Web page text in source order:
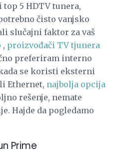
5 HDTV tunera,
čisto vanjsko
slučajni faktor za vaš
, proizvođači TV tjunera
preferiram interno
se koristi eksterni
Ethernet, najbolja opcija
rešenje, nemate
Hajde da pogledamo
Prime